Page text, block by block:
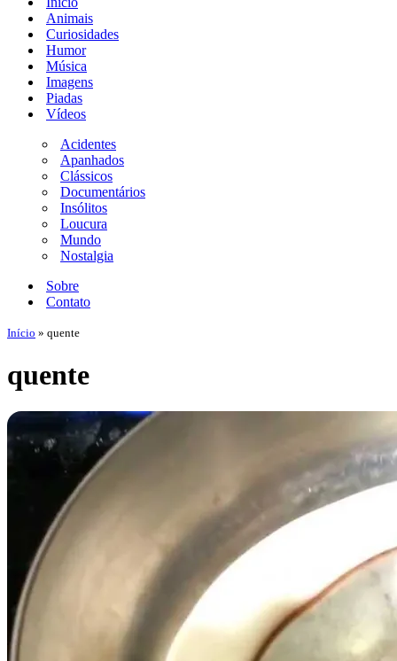
navegação
Animais
Curiosidades
Humor
Música
Imagens
Piadas
Vídeos
Acidentes
Apanhados
Clássicos
Documentários
Insólitos
Loucura
Mundo
Nostalgia
Sobre
Contato
Início » quente
quente